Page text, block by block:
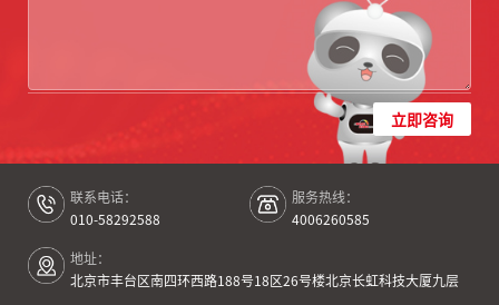
立即咨询
联系电话：
010-58292588
服务热线：
4006260585
地址：
北京市丰台区南四环西路188号18区26号楼北京长虹科技大厦九层